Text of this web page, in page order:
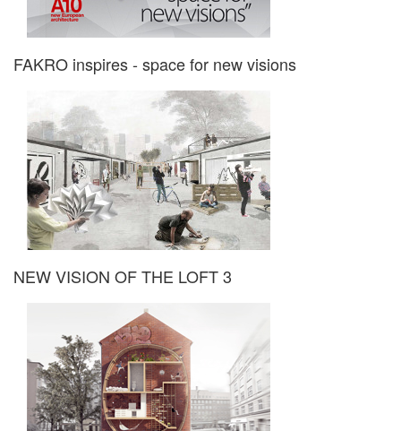
FAKRO inspires - space for new visions
NEW VISION OF THE LOFT 3